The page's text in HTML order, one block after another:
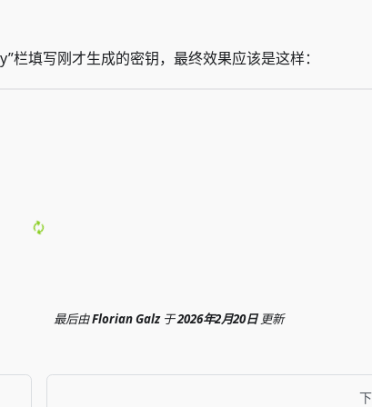
填写刚才生成的密钥，最终效果应该是这样：
最后由Florian Galz 于2026年2月20日 更新